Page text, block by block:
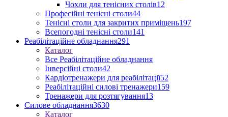
Чохли для тенісних столів12
Професійні тенісні столи44
Тенісні столи для закритих приміщень197
Всепогодні тенісні столи141
Реабілітаційне обладнання291
Каталог
Все Реабілітаційне обладнання
Інверсійні столи42
Кардіотренажери для реабілітації52
Реабілітаційні силові тренажери159
Тренажери для розтягування13
Силове обладнання3630
Каталог